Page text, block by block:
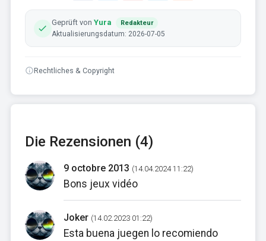
Geprüft von Yura Redakteur
Aktualisierungsdatum: 2026-07-05
Rechtliches & Copyright
Die Rezensionen (4)
9 octobre 2013 (14.04.2024 11:22)
Bons jeux vidéo
Joker (14.02.2023 01:22)
Esta buena juegen lo recomiendo